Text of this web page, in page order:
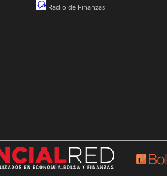
Radio de Finanzas